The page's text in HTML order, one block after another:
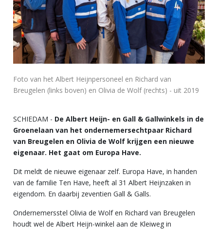
Foto van het Albert Heijnpersoneel en Richard van
Breugelen (links boven) en Olivia de Wolf (rechts) - uit 2019
SCHIEDAM - De Albert Heijn- en Gall & Gallwinkels in de
Groenelaan van het ondernemersechtpaar Richard
van Breugelen en Olivia de Wolf krijgen een nieuwe
eigenaar. Het gaat om Europa Have.
Dit meldt de nieuwe eigenaar zelf. Europa Have, in handen
van de familie Ten Have, heeft al 31 Albert Heijnzaken in
eigendom. En daarbij zeventien Gall & Galls.
Ondernemersstel Olivia de Wolf en Richard van Breugelen
houdt wel de Albert Heijn-winkel aan de Kleiweg in